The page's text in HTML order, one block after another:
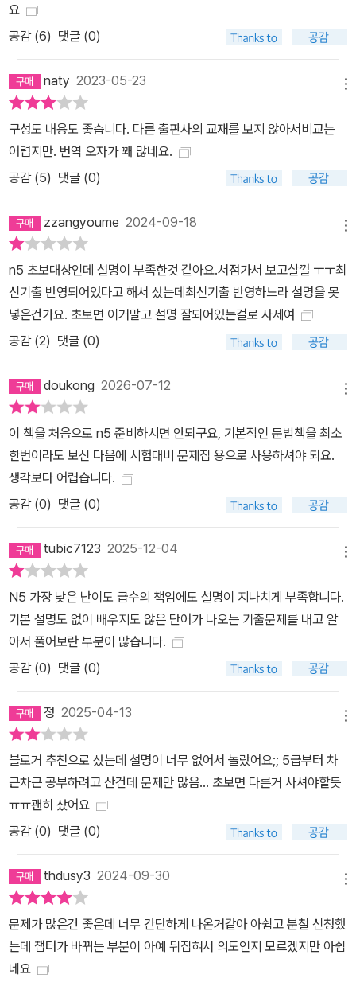
요
공감 (6) 댓글 (0)
naty 2023-05-23
구성도 내용도 좋습니다. 다른 출판사의 교재를 보지 않아서비교는
어렵지만. 번역 오자가 꽤 많네요.
공감 (5) 댓글 (0)
zzangyoume 2024-09-18
n5 초보대상인데 설명이 부족한것 같아요.서점가서 보고살껄 ㅜㅜ최
신기출 반영되어있다고 해서 샀는데최신기출 반영하느라 설명을 못
넣은건가요. 초보면 이거말고 설명 잘되어있는걸로 사세여
공감 (2) 댓글 (0)
doukong 2026-07-12
이 책을 처음으로 n5 준비하시면 안되구요, 기본적인 문법책을 최소
한번이라도 보신 다음에 시험대비 문제집 용으로 사용하셔야 되요.
생각보다 어렵습니다.
공감 (0) 댓글 (0)
tubic7123 2025-12-04
N5 가장 낮은 난이도 급수의 책임에도 설명이 지나치게 부족합니다.
기본 설명도 없이 배우지도 않은 단어가 나오는 기출문제를 내고 알
아서 풀어보란 부분이 많습니다.
공감 (0) 댓글 (0)
졍 2025-04-13
블로거 추천으로 샀는데 설명이 너무 없어서 놀랐어요;; 5급부터 차
근차근 공부하려고 산건데 문제만 많음… 초보면 다른거 사셔야할듯
ㅠㅠ괜히 샀어요
공감 (0) 댓글 (0)
thdusy3 2024-09-30
문제가 많은건 좋은데 너무 간단하게 나온거같아 아쉽고 분철 신청했
는데 챕터가 바뀌는 부분이 아예 뒤집혀서 의도인지 모르겠지만 아쉽
네요